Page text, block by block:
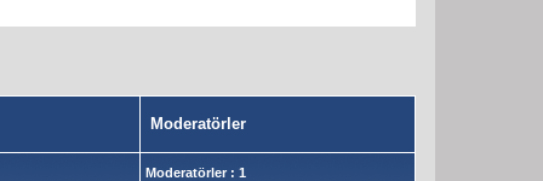
Moderatörler
Moderatörler : 1